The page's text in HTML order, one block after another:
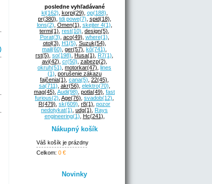
posledne vyhľadávané
kl(162) korpi(29) op(188)
pr(380) tdi powe(7) spid(18)
lons(2) Omen(1) skejter 4(1)
termi(1) rest(10) design(5)
Porat(3) aco(49) where(1)
otol(3) H1(5) Suzuk(54)
mail(60) ger(57) kô(741)
rst(5) so(198) Husa(1) R7(1)
avi(42) cr(50) zabezp(2)
okruh(51) motorkar(47) lines
(1) porušenie zákazu
fajčenia(1) cana(5) 22(45)
sa(711) akr(56) elektro(70)
mag(45) Audi(98) potla(49) fast
furious(2) Age(76) svadob(12)
R(479) sk(609) r8(1) pozor
nedotykat(1) udg(1)
Rays
engineering(1) Hc(241)
Nákupný košík
Váš košík je prázdny
Celkom: 0 €
Novinky